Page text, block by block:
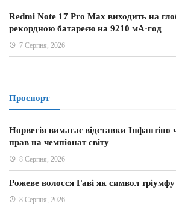
Redmi Note 17 Pro Max виходить на
рекордною батареєю на 9210 мА·год
7 Серпня, 2026
Проспорт
Норвегія вимагає відставки
прав на чемпіонат світу
8 Серпня, 2026
Рожеве волосся Гаві як символ
8 Серпня, 2026